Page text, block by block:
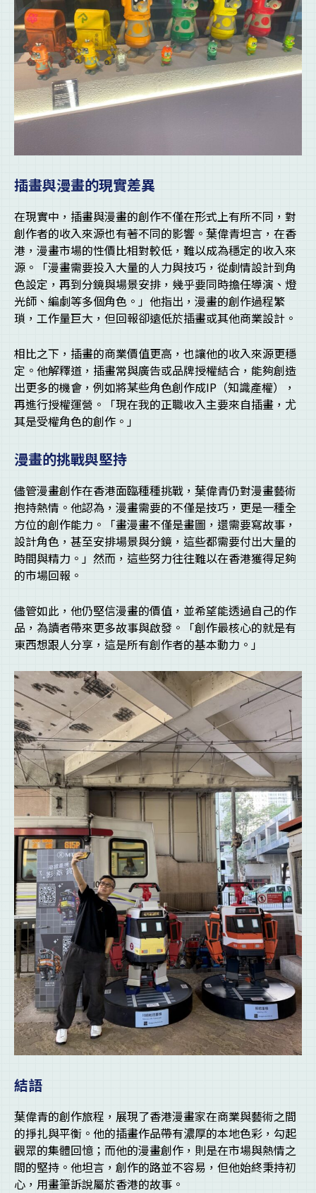
插畫與漫畫的現實差異
在現實中，插畫與漫畫的創作不僅在形式上有所不同，對
創作者的收入來源也有著不同的影響。葉偉青坦言，在香
港，漫畫市場的性價比相對較低，難以成為穩定的收入來
源。「漫畫需要投入大量的人力與技巧，從劇情設計到角
色設定，再到分鏡與場景安排，幾乎要同時擔任導演、燈
光師、編劇等多個角色。」他指出，漫畫的創作過程繁
瑣，工作量巨大，但回報卻遠低於插畫或其他商業設計。
相比之下，插畫的商業價值更高，也讓他的收入來源更穩
定。他解釋道，插畫常與廣告或品牌授權結合，能夠創造
出更多的機會，例如將某些角色創作成IP（知識產權），
再進行授權運營。「現在我的正職收入主要來自插畫，尤
其是受權角色的創作。」
漫畫的挑戰與堅持
儘管漫畫創作在香港面臨種種挑戰，葉偉青仍對漫畫藝術
抱持熱情。他認為，漫畫需要的不僅是技巧，更是一種全
方位的創作能力。「畫漫畫不僅是畫圖，還需要寫故事，
設計角色，甚至安排場景與分鏡，這些都需要付出大量的
時間與精力。」然而，這些努力往往難以在香港獲得足夠
的市場回報。
儘管如此，他仍堅信漫畫的價值，並希望能透過自己的作
品，為讀者帶來更多故事與啟發。「創作最核心的就是有
東西想跟人分享，這是所有創作者的基本動力。」
結語
葉偉青的創作旅程，展現了香港漫畫家在商業與藝術之間
的掙扎與平衡。他的插畫作品帶有濃厚的本地色彩，勾起
觀眾的集體回憶；而他的漫畫創作，則是在市場與熱情之
間的堅持。他坦言，創作的路並不容易，但他始終秉持初
心，用畫筆訴說屬於香港的故事。